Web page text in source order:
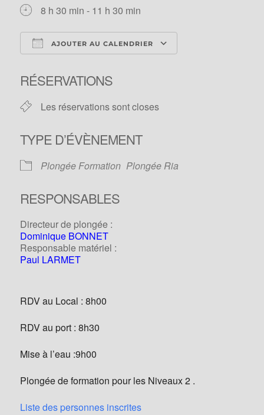
8 h 30 min - 11 h 30 min
AJOUTER AU CALENDRIER
RÉSERVATIONS
Les réservations sont closes
TYPE D’ÉVÈNEMENT
Plongée Formation Plongée Ria
RESPONSABLES
Directeur de plongée :
Dominique BONNET
Responsable matériel :
Paul LARMET
RDV au Local : 8h00
RDV au port : 8h30
Mise à l’eau :9h00
Plongée de formation pour les Niveaux 2 .
Liste des personnes inscrites